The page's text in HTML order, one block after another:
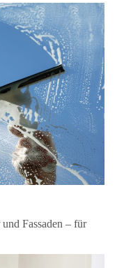
Fassaden – für